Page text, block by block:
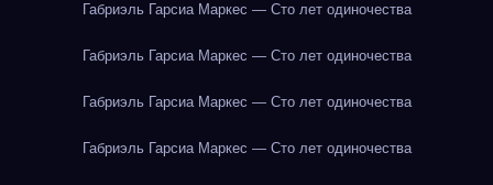
Габриэль Гарсиа Маркес — Сто лет одиночества
Габриэль Гарсиа Маркес — Сто лет одиночества
Габриэль Гарсиа Маркес — Сто лет одиночества
Габриэль Гарсиа Маркес — Сто лет одиночества